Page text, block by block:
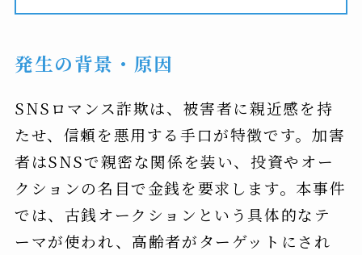
発生の背景・原因
SNSロマンス詐欺は、被害者に親近感を持
たせ、信頼を悪用する手口が特徴です。加害
者はSNSで親密な関係を装い、投資やオー
クションの名目で金銭を要求します。本事件
では、古銭オークションという具体的なテ
ーマが使われ、高齢者がターゲットにされ